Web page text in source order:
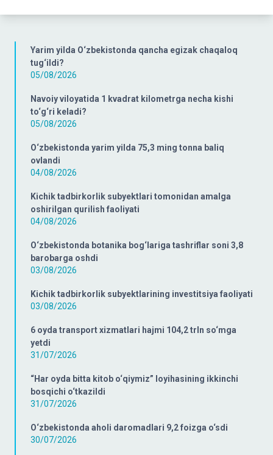
Yarim yilda O‘zbekistonda qancha egizak chaqaloq
tug‘ildi?
05/08/2026
Navoiy viloyatida 1 kvadrat kilometrga necha kishi
to‘g‘ri keladi?
05/08/2026
O‘zbekistonda yarim yilda 75,3 ming tonna baliq
ovlandi
04/08/2026
Kichik tadbirkorlik subyektlari tomonidan amalga
oshirilgan qurilish faoliyati
04/08/2026
O‘zbekistonda botanika bog‘lariga tashriflar soni 3,8
barobarga oshdi
03/08/2026
Kichik tadbirkorlik subyektlarining investitsiya faoliyati
03/08/2026
6 oyda transport xizmatlari hajmi 104,2 trln so‘mga
yetdi
31/07/2026
“Har oyda bitta kitob o‘qiymiz” loyihasining ikkinchi
bosqichi o‘tkazildi
31/07/2026
O‘zbekistonda aholi daromadlari 9,2 foizga o‘sdi
30/07/2026